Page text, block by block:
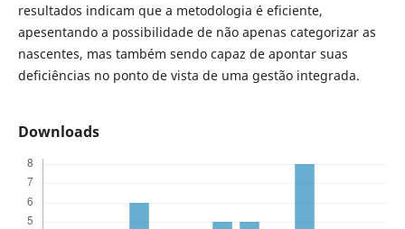
resultados indicam que a metodologia é eficiente,
apesentando a possibilidade de não apenas categorizar as
nascentes, mas também sendo capaz de apontar suas
deficiências no ponto de vista de uma gestão integrada.
Downloads